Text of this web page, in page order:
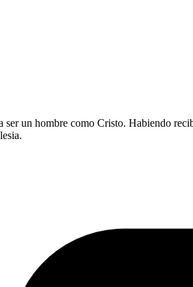
ser un hombre como Cristo. Habiendo